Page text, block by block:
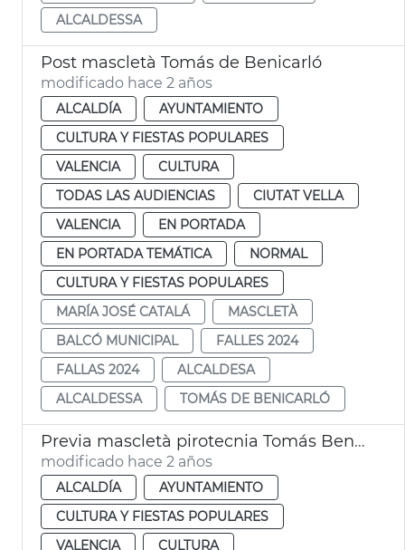
ALCALDESSA
Post mascletà Tomás de Benicarló
modificado hace 2 años
ALCALDÍA
AYUNTAMIENTO
CULTURA Y FIESTAS POPULARES
VALENCIA
CULTURA
TODAS LAS AUDIENCIAS
CIUTAT VELLA
VALENCIA
EN PORTADA
EN PORTADA TEMÁTICA
NORMAL
CULTURA Y FIESTAS POPULARES
MARÍA JOSÉ CATALÁ
MASCLETÀ
BALCÓ MUNICIPAL
FALLES 2024
FALLAS 2024
ALCALDESA
ALCALDESSA
TOMÁS DE BENICARLÓ
Previa mascletà pirotecnia Tomás Benicarló
modificado hace 2 años
ALCALDÍA
AYUNTAMIENTO
CULTURA Y FIESTAS POPULARES
VALENCIA
CULTURA